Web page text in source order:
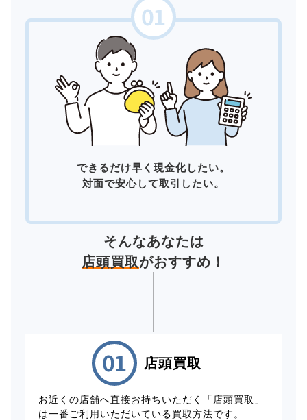
できるだけ早く現金化したい。
対面で安心して取引したい。
そんなあなたは
店頭買取がおすすめ！
店頭買取
お近くの店舗へ直接お持ちいただく「店頭買取」
は一番ご利用いただいている買取方法です。